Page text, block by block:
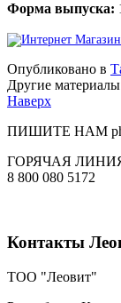
Форма выпуска:
Опубликовано в
Другие
Наверх
ПИШИТЕ НАМ
ГОРЯЧАЯ
8 800 080 5172
Контакты
ТОО "Леовит"